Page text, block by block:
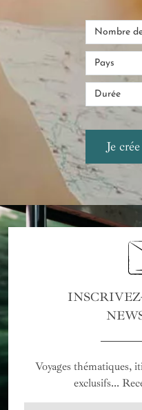
Voyages thématiques,
exclusifs...